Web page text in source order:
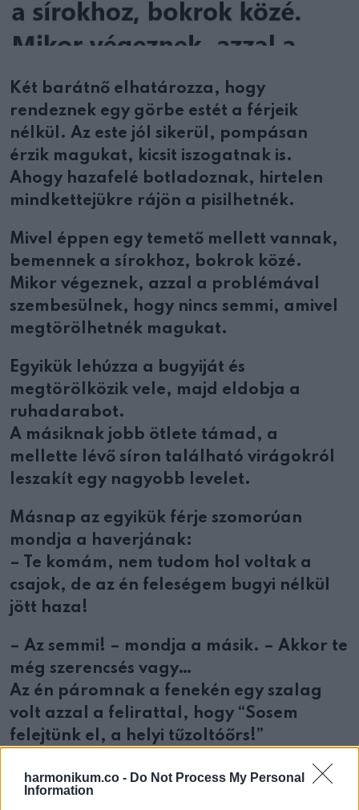
harmonikum.co - Do Not Process My Personal
Information
Két barátnő elhatározza, hogy
rendeznek egy görbe estét a férjeik
nélkül. Az este jól sikerül, pompásan
érzik magukat, kicsit iszogatnak is.
Ahogy hazafelé botladoznak, hirtelen
mindkettejükre rájön a pisilhetnék.
Mivel éppen egy temető mellett vannak,
bemennek a sírokhoz, bokrok közé.
Mikor végeznek, azzal a problémával
szembesülnek, hogy nincs semmi, amivel
megtörölhetnék magukat.
Egyikük lehúzza a bugyiját és
megtörölközik vele, majd eldobja a
ruhadarabot.
A másiknak jobb ötlete támad, a
mellette lévő síron található virágokról
leszakít egy nagyobb levelet.
Másnap az egyikük férje szomorúan
mondja a haverjának:
– Te komám, nem tudom hol voltak a
csajok, de az én feleségem bugyi nélkül
jött haza!
– Az semmi! – mondja a másik. – Akkor te
még szerencsés vagy…
Az én páromnak a fenekén egy szalag
volt azzal a felirattal, hogy “Sosem
felejtünk el, a helyi tűzoltóőrs!”